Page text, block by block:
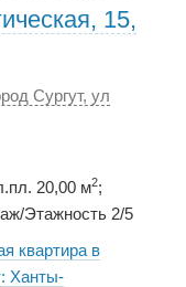
15,
Сургут, ул
20,00 м2;
Этажность 2/5
квартира в
Ханты-